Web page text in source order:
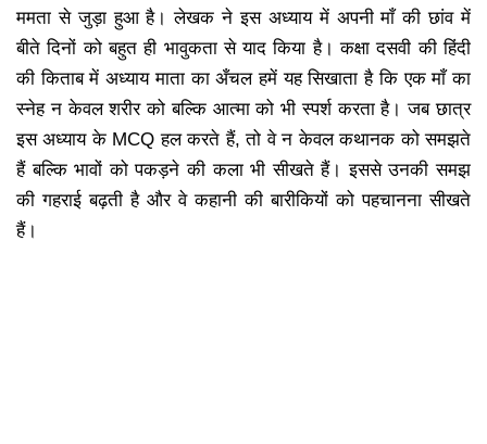
ममता से जुड़ा हुआ है। लेखक ने इस अध्याय में अपनी माँ की छांव में
बीते दिनों को बहुत ही भावुकता से याद किया है। कक्षा दसवी की हिंदी
की किताब में अध्याय माता का अँचल हमें यह सिखाता है कि एक माँ का
स्नेह न केवल शरीर को बल्कि आत्मा को भी स्पर्श करता है। जब छात्र
इस अध्याय के MCQ हल करते हैं, तो वे न केवल कथानक को समझते
हैं बल्कि भावों को पकड़ने की कला भी सीखते हैं। इससे उनकी समझ
की गहराई बढ़ती है और वे कहानी की बारीकियों को पहचानना सीखते
हैं।